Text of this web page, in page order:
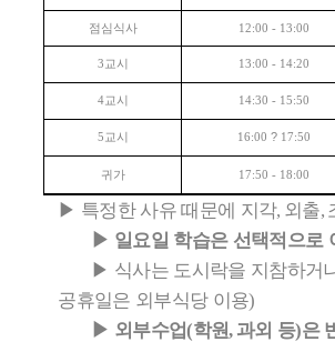
점심식사 12:00 - 13:00
3 교시 13:00 - 14:20
4교시 14:30 - 15:50
5 교시 16:00 ? 17:50
귀가 17:50 - 18:00
▶ 특정한 사유 때문에 지각, 외출,
▶ 일요일 학습은 선택적으로
▶ 식사는 도시락을 지참하거
공휴일은 외부식당 이용)
▶ 외부수업(학원, 과외 등)은